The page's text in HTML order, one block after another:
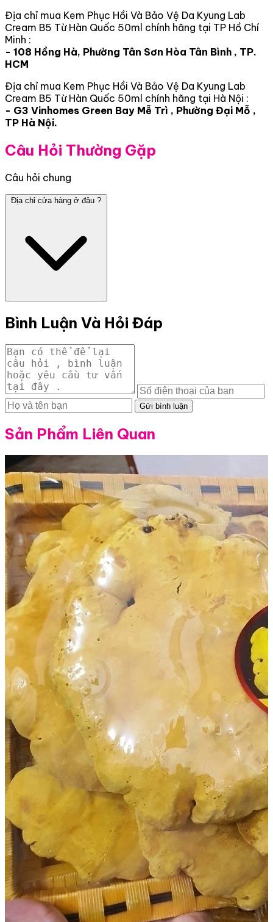
Địa chỉ mua Kem Phục Hồi Và Bảo Vệ Da Kyung Lab
Cream B5 Từ Hàn Quốc 50ml chính hãng tại TP Hồ Chí
Minh :
- 108 Hồng Hà, Phường Tân Sơn Hòa Tân Bình , TP.
HCM
Địa chỉ mua Kem Phục Hồi Và Bảo Vệ Da Kyung Lab
Cream B5 Từ Hàn Quốc 50ml chính hãng tại Hà Nội :
- G3 Vinhomes Green Bay Mễ Trì , Phường Đại Mỗ ,
TP Hà Nội.
Câu Hỏi Thường Gặp
Câu hỏi chung
Địa chỉ cửa hàng ở đâu ?
Bình Luận Và Hỏi Đáp
Gửi bình luận
Sản Phẩm Liên Quan